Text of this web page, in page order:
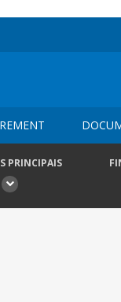
PRINCIPAIS